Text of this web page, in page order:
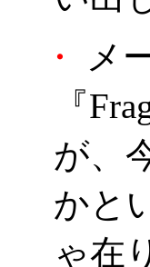
・
メ
『
が、
かと
ゃ在